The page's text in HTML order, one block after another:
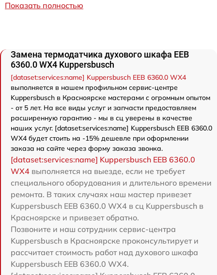
Показать полностью
Замена термодатчика духового шкафа EEB
6360.0 WX4 Kuppersbusch
[dataset:services:name] Kuppersbusch EEB 6360.0 WX4
выполняется в нашем профильном сервис-центре
Kuppersbusch в Красноярске мастерами с огромным опытом
- от 5 лет. На все виды услуг и запчасти предоставляем
расширенную гарантию - мы в сц уверены в качестве
наших услуг. [dataset:services:name] Kuppersbusch EEB 6360.0
WX4 будет стоить на -15% дешевле при оформлении
заказа на сайте через форму заказа звонка.
[dataset:services:name] Kuppersbusch EEB 6360.0
WX4 выполняется на выезде, если не требует
специального оборудования и длительного времени
ремонта. В таких случаях наш мастер привезет
Kuppersbusch EEB 6360.0 WX4 в сц Kuppersbusch в
Красноярске и привезет обратно.
Позвоните и наш сотрудник сервис-центра
Kuppersbusch в Красноярске проконсультирует и
рассчитает стоимость работ над духового шкафа
Kuppersbusch EEB 6360.0 WX4.